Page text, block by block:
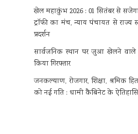
खेल महाकुंभ 2026 : 01 सितंबर से सजेगा
ट्रॉफी का मंच, न्याय पंचायत से राज्य
प्रदर्शन
सार्वजनिक स्थान पर जुआ खेलने
किया गिरफ्तार
जनकल्याण, रोजगार, शिक्षा, श्रमिक
को नई गति : धामी कैबिनेट के